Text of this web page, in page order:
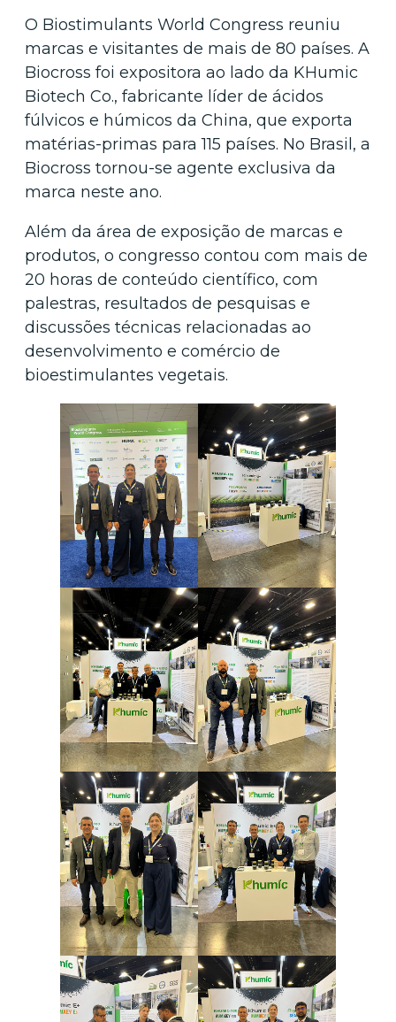
O Biostimulants World Congress reuniu
marcas e visitantes de mais de 80 países. A
Biocross foi expositora ao lado da KHumic
Biotech Co., fabricante líder de ácidos
fúlvicos e húmicos da China, que exporta
matérias-primas para 115 países. No Brasil, a
Biocross tornou-se agente exclusiva da
marca neste ano.
Além da área de exposição de marcas e
produtos, o congresso contou com mais de
20 horas de conteúdo científico, com
palestras, resultados de pesquisas e
discussões técnicas relacionadas ao
desenvolvimento e comércio de
bioestimulantes vegetais.